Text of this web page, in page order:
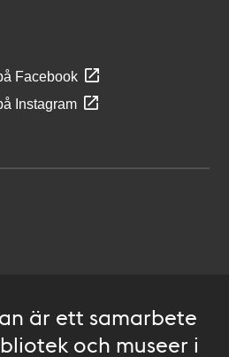
Facebook
Instagram
är ett samarbete
och museer i